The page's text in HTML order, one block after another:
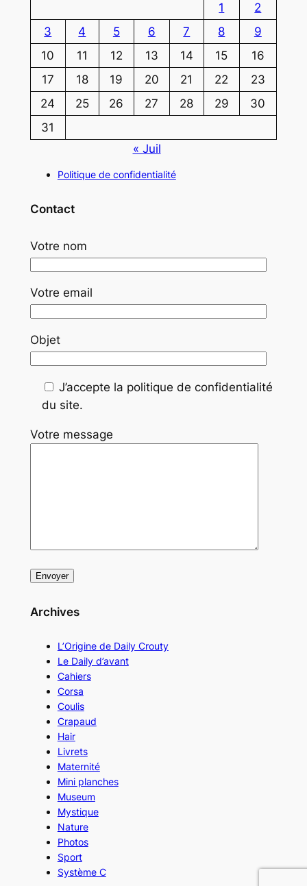
1
2
3
4 5 6 7 8
9
10
11 12 13 14 15
16
17
18 19 20 21 22
23
24
25 26 27 28 29
30
31
« Juil
Politique de confidentialité
Contact
Votre nom
Votre email
Objet
J’accepte la politique de confidentialité
du site.
Votre message
Archives
L’Origine de Daily Crouty
Le Daily d’avant
Cahiers
Corsa
Coulis
Crapaud
Hair
Livrets
Maternité
Mini planches
Museum
Mystique
Nature
Photos
Sport
Système C